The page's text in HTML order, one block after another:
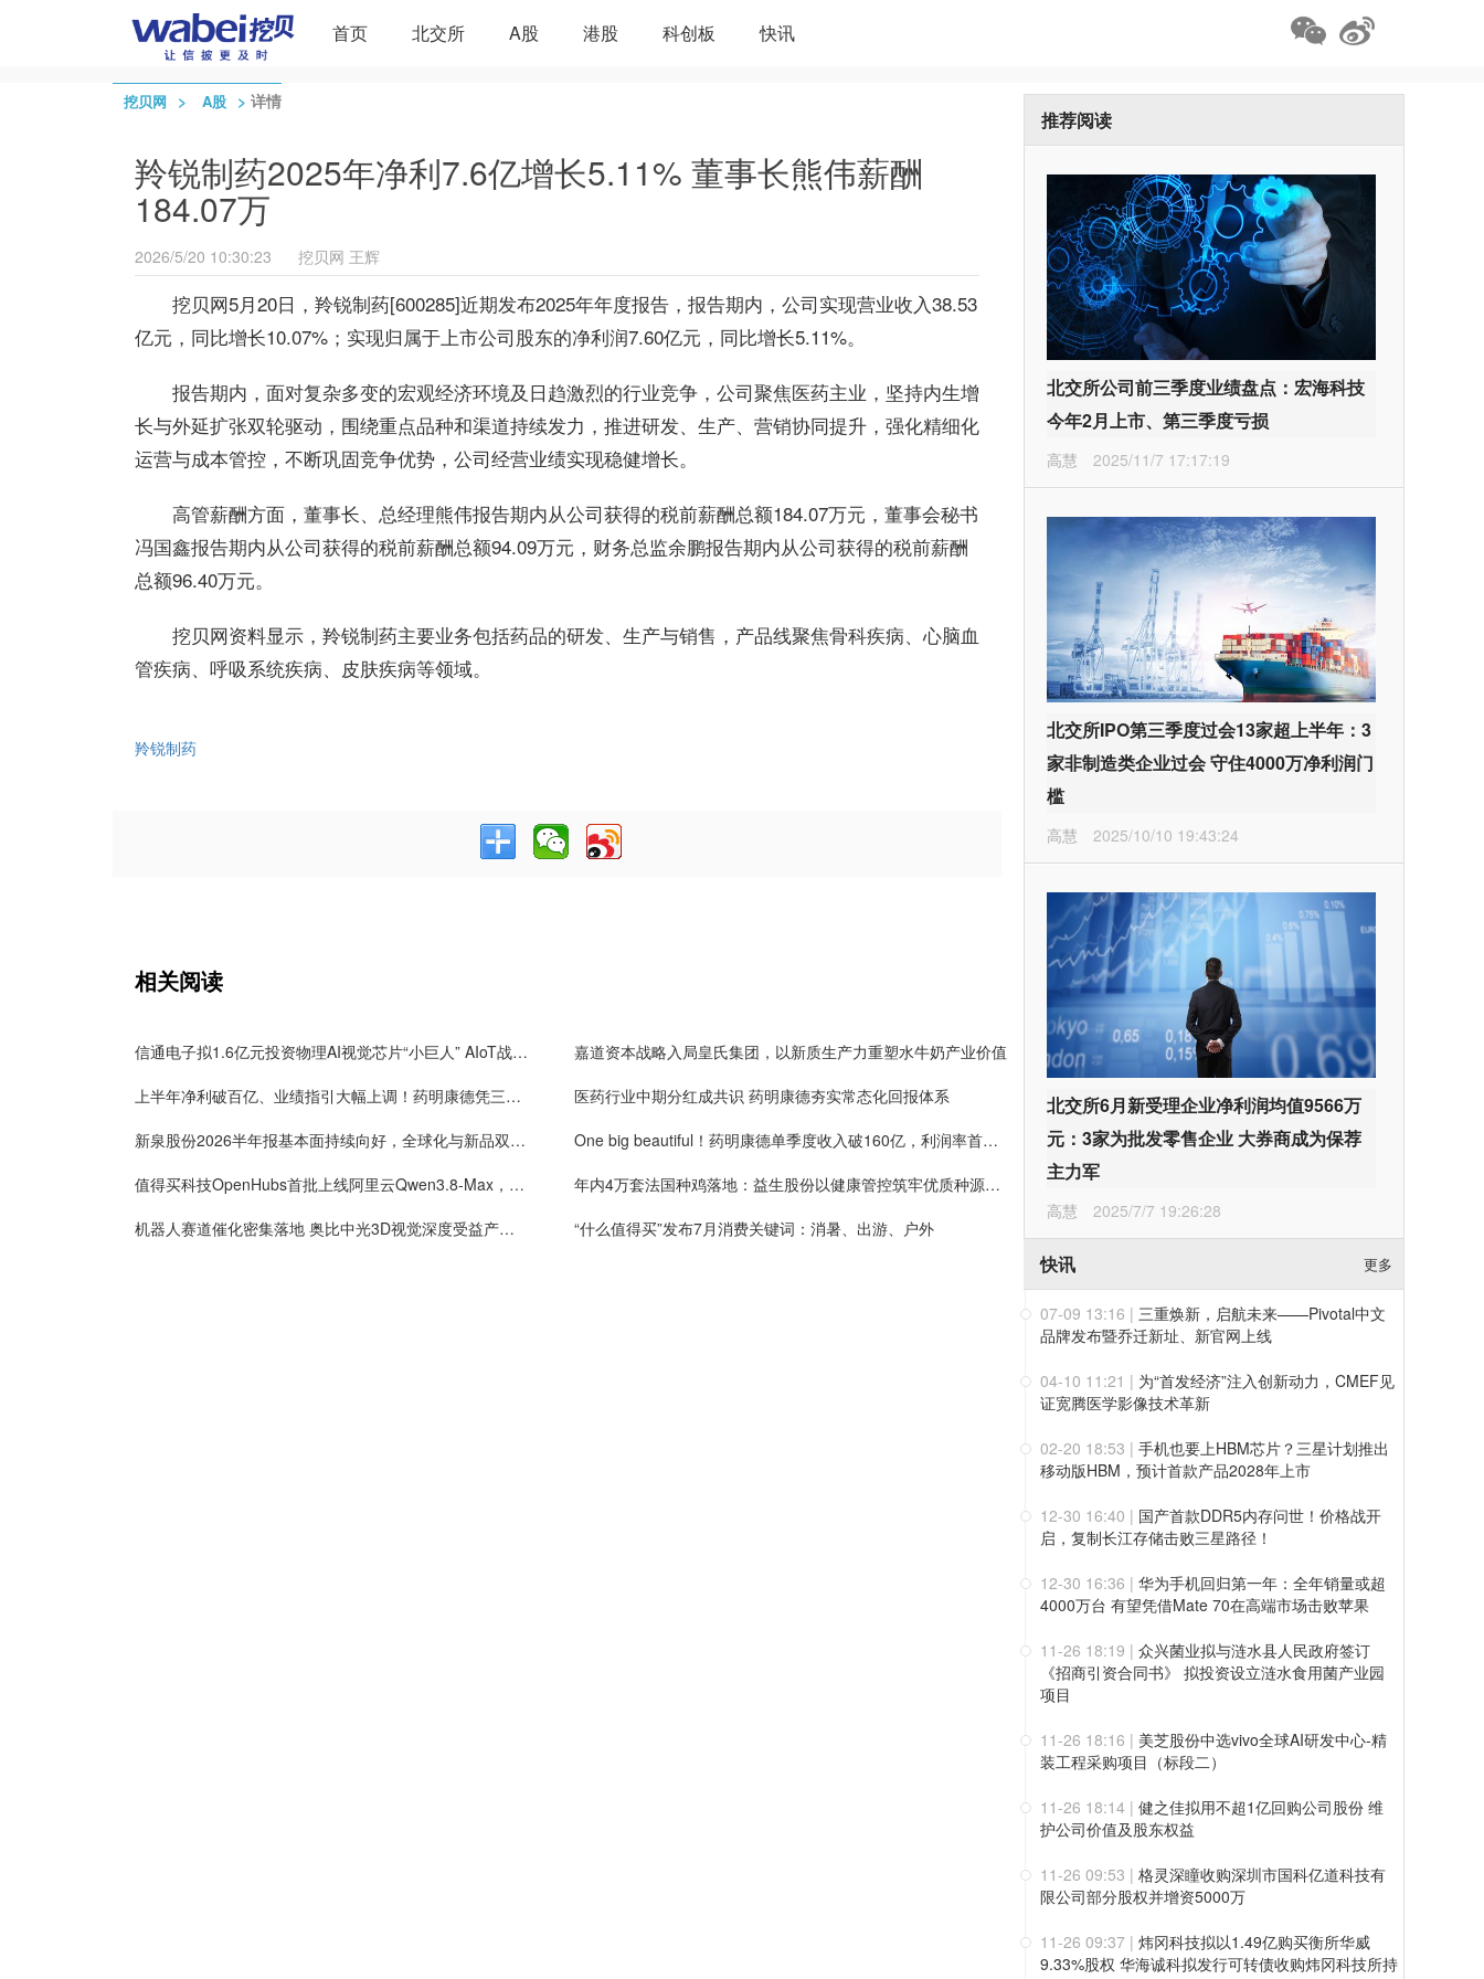
首页 北交所 A股 港股 科创板 快讯
挖贝网 > A股 > 详情
羚锐制药2025年净利7.6亿增长5.11% 董事长熊伟薪酬
184.07万
2026/5/20 10:30:23 挖贝网 王辉
挖贝网5月20日，羚锐制药[600285]近期发布2025年年度报告，报告期内，公司实现营业收入38.53
亿元，同比增长10.07%；实现归属于上市公司股东的净利润7.60亿元，同比增长5.11%。
报告期内，面对复杂多变的宏观经济环境及日趋激烈的行业竞争，公司聚焦医药主业，坚持内生增
长与外延扩张双轮驱动，围绕重点品种和渠道持续发力，推进研发、生产、营销协同提升，强化精细化
运营与成本管控，不断巩固竞争优势，公司经营业绩实现稳健增长。
高管薪酬方面，董事长、总经理熊伟报告期内从公司获得的税前薪酬总额184.07万元，董事会秘书
冯国鑫报告期内从公司获得的税前薪酬总额94.09万元，财务总监余鹏报告期内从公司获得的税前薪酬
总额96.40万元。
挖贝网资料显示，羚锐制药主要业务包括药品的研发、生产与销售，产品线聚焦骨科疾病、心脑血
管疾病、呼吸系统疾病、皮肤疾病等领域。
羚锐制药
相关阅读
信通电子拟1.6亿元投资物理AI视觉芯片“小巨人” AIoT战略加速落地
嘉道资本战略入局皇氏集团，以新质生产力重塑水牛奶产业价值
上半年净利破百亿、业绩指引大幅上调！药明康德凭三层确定性接住K型分化红利
医药行业中期分红成共识 药明康德夯实常态化回报体系
新泉股份2026半年报基本面持续向好，全球化与新品双轮驱动
One big beautiful！药明康德单季度收入破160亿，利润率首超40%
值得买科技OpenHubs首批上线阿里云Qwen3.8-Max，持续完善企业多模型服务
年内4万套法国种鸡落地：益生股份以健康管控筑牢优质种源竞争壁垒
机器人赛道催化密集落地 奥比中光3D视觉深度受益产业扩容
“什么值得买”发布7月消费关键词：消暑、出游、户外
推荐阅读
北交所公司前三季度业绩盘点：宏海科技
今年2月上市、第三季度亏损
高慧 2025/11/7 17:17:19
北交所IPO第三季度过会13家超上半年：3
家非制造类企业过会 守住4000万净利润门
槛
高慧 2025/10/10 19:43:24
北交所6月新受理企业净利润均值9566万
元：3家为批发零售企业 大券商成为保荐
主力军
高慧 2025/7/7 19:26:28
快讯 更多
07-09 13:16 | 三重焕新，启航未来——Pivotal中文
品牌发布暨乔迁新址、新官网上线
04-10 11:21 | 为“首发经济”注入创新动力，CMEF见
证宽腾医学影像技术革新
02-20 18:53 | 手机也要上HBM芯片？三星计划推出
移动版HBM，预计首款产品2028年上市
12-30 16:40 | 国产首款DDR5内存问世！价格战开
启，复制长江存储击败三星路径！
12-30 16:36 | 华为手机回归第一年：全年销量或超
4000万台 有望凭借Mate 70在高端市场击败苹果
11-26 18:19 | 众兴菌业拟与涟水县人民政府签订
《招商引资合同书》 拟投资设立涟水食用菌产业园
项目
11-26 18:16 | 美芝股份中选vivo全球AI研发中心-精
装工程采购项目（标段二）
11-26 18:14 | 健之佳拟用不超1亿回购公司股份 维
护公司价值及股东权益
11-26 09:53 | 格灵深瞳收购深圳市国科亿道科技有
限公司部分股权并增资5000万
11-26 09:37 | 炜冈科技拟以1.49亿购买衡所华威
9.33%股权 华海诚科拟发行可转债收购炜冈科技所持